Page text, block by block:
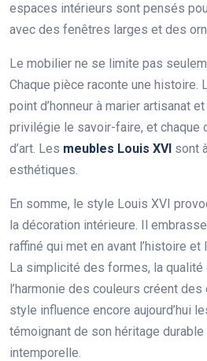
espaces intérieurs sont pensés
avec des fenêtres larges et des
Le mobilier ne se limite pas
Chaque pièce raconte une histoire.
point d’honneur à marier artisanat
privilégie le savoir-faire, et chaque
d’art. Les meubles Louis XVI sont
esthétiques.
En somme, le style Louis XVI
la décoration intérieure. Il
raffiné qui met en avant l’histoire
La simplicité des formes, la qualité
l’harmonie des couleurs créent
style influence encore aujourd’hui
témoignant de son héritage
intemporelle.